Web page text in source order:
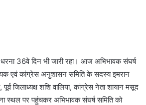
36वे दिन भी जारी रहा। आज अभिभावक संघर्ष
एवं कांग्रेस अनुशासन समिति के सदस्य इमरान
जिलाध्यक्ष शशि वालिया, कांग्रेस नेता शायान मसूद
स्थल पर पहुंचकर अभिभावक संघर्ष समिति को